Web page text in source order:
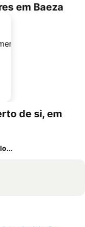
em Baeza
de si, em